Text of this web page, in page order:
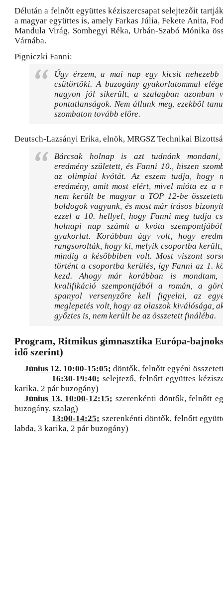
Délután a felnőtt együttes kéziszercsapat selejtezőit
a magyar együttes is, amely Farkas Júlia, Fekete Anita,
Mandula Virág, Somhegyi Réka, Urbán-Szabó Mónika
Várnába.
Pigniczki Fanni:
Úgy érzem, a mai nap egy kicsit
csütörtöki. A buzogány gyakorlatommal
nagyon jól sikerült, a szalagban azonban
pontatlanságok. Nem állunk meg, ezekből
szombaton tovább előre.
Deutsch-Lazsányi Erika, elnök, MRGSZ Technikai
Bárcsak holnap is azt tudnánk
eredmény született, és Fanni 10., hiszen
az olimpiai kvótát. Az eszem tudja, hogy
eredmény, amit most elért, mivel mióta ez a
nem került be magyar a TOP 12-be
boldogok vagyunk, és most már írásos
ezzel a 10. hellyel, hogy Fanni meg tudja
holnapi nap számít a kvóta
gyakorlat. Korábban úgy volt, hogy
rangsorolták, hogy ki, melyik csoportba került,
mindig a későbbiben volt. Most viszont
történt a csoportba kerülés, így Fanni az 1.
kezd. Ahogy már korábban is
kvalifikáció szempontjából a román, a
spanyol versenyzőre kell figyelni, az
meglepetés volt, hogy az olaszok kiválósága,
győztes is, nem került be az összetett fináléba.
Program, Ritmikus gimnasztika Európa-
idő szerint)
Június 12. 10:00-15:05; döntők, felnőtt egyéni
16:30-19:40; selejtező, felnőtt együttes
karika, 2 pár buzogány)
Június 13. 10:00-12:15; szerenkénti döntők, felnőtt
buzogány, szalag)
13:00-14:25; szerenkénti döntők, felnőtt
labda, 3 karika, 2 pár buzogány)